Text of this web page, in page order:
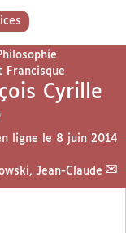
Cyrille
ligne le 8 juin 2014
Jean-Claude